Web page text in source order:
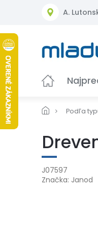
A.
Podľa
J07597
Značka: Janod